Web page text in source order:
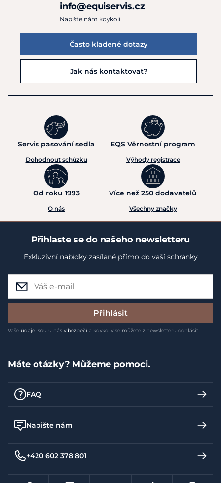
info@equiservis.cz
Napište nám kdykoli
Často kladené dotazy
Jak nás kontaktovat?
Servis pasování sedla
Dohodnout schůzku
EQS Věrnostní program
Výhody registrace
Od roku 1993
O nás
Více než 250 dodavatelů
Všechny značky
Přihlaste se do našeho newsletteru
Exkluzivní nabídky zasílané přímo do vaší schránky
Přihlásit
Vaše údaje jsou u nás v bezpečí a kdykoliv se můžete z newsletteru odhlásit.
Máte otázky? Můžeme pomoci.
FAQ
Napište nám
+420 602 378 801